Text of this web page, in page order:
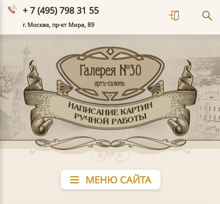
+ 7 (495) 798 31 55
г. Москва, пр-кт Мира, 89
МЕНЮ САЙТА